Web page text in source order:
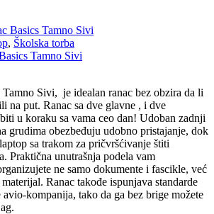
, Školska torba
Tamno Sivi
Tamno Sivi, je idealan ranac bez obzira da li
na put. Ranac sa dve glavne , i dve
u koraku sa vama ceo dan! Udoban zadnji
grudima obezbeđuju udobno pristajanje, dok
sa trakom za pričvršćivanje štiti
Praktična unutrašnja podela vam
ne samo dokumente i fascikle, već
Ranac takođe ispunjava standarde
kompanija, tako da ga bez brige možete